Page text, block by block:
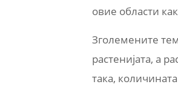
овие области
Зголемените
растенијата, а
така,